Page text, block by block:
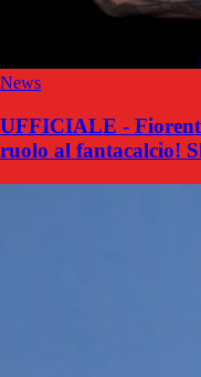
News
UFFICIALE -
ruolo al fantacalcio!